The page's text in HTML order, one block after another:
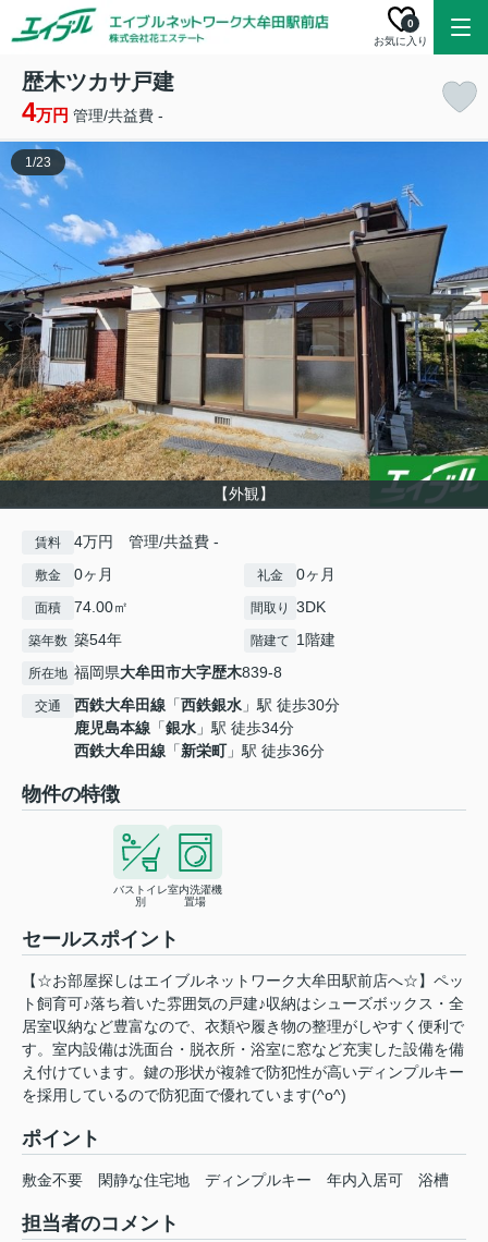
お気に入り
0
歴木ツカサ戸建
4万円 管理/共益費 -
【外観】
1/23
賃料 4万円 管理/共益費 -
敷金 0ヶ月 礼金 0ヶ月
面積 74.00㎡ 間取り 3DK
築年数 築54年 階建て 1階建
所在地 福岡県大牟田市大字歴木839-8
交通 西鉄大牟田線 「西鉄銀水 」駅 徒歩30分
鹿児島本線 「銀水 」駅 徒歩34分
西鉄大牟田線 「新栄町」駅 徒歩36分
物件の特徴
バストイレ
別
室内洗濯機
置場
セールスポイント
【☆お部屋探しはエイブルネットワーク大牟田駅前店へ☆】ペッ
ト飼育可♪落ち着いた雰囲気の戸建♪収納はシューズボックス・全
居室収納など豊富なので、衣類や履き物の整理がしやすく便利で
す。室内設備は洗面台・脱衣所・浴室に窓など充実した設備を備
え付けています。鍵の形状が複雑で防犯性が高いディンプルキー
を採用しているので防犯面で優れています(^o^)
ポイント
敷金不要 閑静な住宅地 ディンプルキー 年内入居可 浴槽
担当者のコメント